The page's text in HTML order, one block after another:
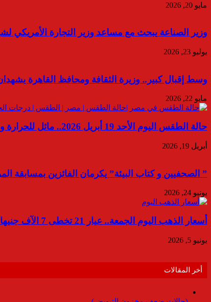
مايو 20, 2026
وزير الصناعة يبحث مع مساعد وزير التجارة الأمريكي
يوليو 23, 2026
وسط إقبال كبير.. وزيرة الثقافة ومحافظ القاهرة
مايو 22, 2026
حالة الطقس اليوم الأحد 19 أبريل 2026.. مائل للحرارة وحار ببعض المناطق ورياح
أبريل 19, 2026
” الصحفيين و كتاب البيئة” يكرمان الفائزين
يونيو 24, 2026
أسعار الذهب اليوم الجمعة.. عيار 21 تخطى 7 الآف جنيها
يونيو 5, 2026
أخر المقالات